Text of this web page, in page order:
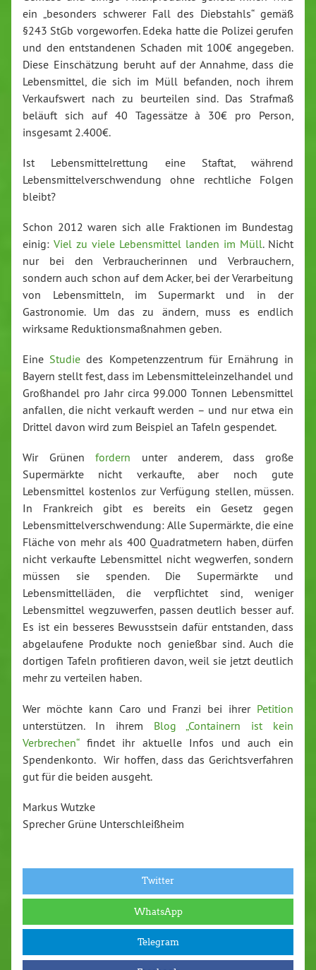
ein „besonders schwerer Fall des Diebstahls“ gemäß
§243 StGb vorgeworfen. Edeka hatte die Polizei gerufen
und den entstandenen Schaden mit 100€ angegeben.
Diese Einschätzung beruht auf der Annahme, dass die
Lebensmittel, die sich im Müll befanden, noch ihrem
Verkaufswert nach zu beurteilen sind. Das Strafmaß
beläuft sich auf 40 Tagessätze à 30€ pro Person,
insgesamt 2.400€.
Ist Lebensmittelrettung eine Staftat, während
Lebensmittelverschwendung ohne rechtliche Folgen
bleibt?
Schon 2012 waren sich alle Fraktionen im Bundestag
einig: Viel zu viele Lebensmittel landen im Müll. Nicht
nur bei den Verbraucherinnen und Verbrauchern,
sondern auch schon auf dem Acker, bei der Verarbeitung
von Lebensmitteln, im Supermarkt und in der
Gastronomie. Um das zu ändern, muss es endlich
wirksame Reduktionsmaßnahmen geben.
Eine Studie des Kompetenzzentrum für Ernährung in
Bayern stellt fest, dass im Lebensmitteleinzelhandel und
Großhandel pro Jahr circa 99.000 Tonnen Lebensmittel
anfallen, die nicht verkauft werden – und nur etwa ein
Drittel davon wird zum Beispiel an Tafeln gespendet.
Wir Grünen fordern unter anderem, dass große
Supermärkte nicht verkaufte, aber noch gute
Lebensmittel kostenlos zur Verfügung stellen, müssen.
In Frankreich gibt es bereits ein Gesetz gegen
Lebensmittelverschwendung: Alle Supermärkte, die eine
Fläche von mehr als 400 Quadratmetern haben, dürfen
nicht verkaufte Lebensmittel nicht wegwerfen, sondern
müssen sie spenden. Die Supermärkte und
Lebensmittelläden, die verpflichtet sind, weniger
Lebensmittel wegzuwerfen, passen deutlich besser auf.
Es ist ein besseres Bewusstsein dafür entstanden, dass
abgelaufene Produkte noch genießbar sind. Auch die
dortigen Tafeln profitieren davon, weil sie jetzt deutlich
mehr zu verteilen haben.
Wer möchte kann Caro und Franzi bei ihrer Petition
unterstützen. In ihrem Blog „Containern ist kein
Verbrechen“findet ihr aktuelle Infos und auch ein
Spendenkonto. Wir hoffen, dass das Gerichtsverfahren
gut für die beiden ausgeht.
Markus Wutzke
Sprecher Grüne Unterschleißheim
Twitter
WhatsApp
Telegram